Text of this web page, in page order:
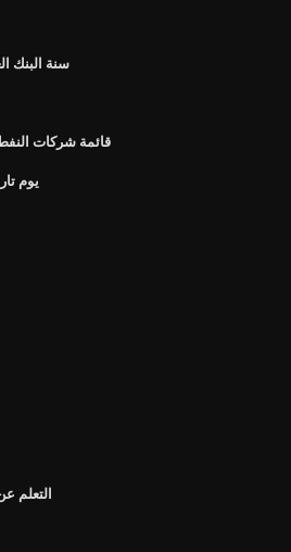
15 سنة
قائمة شركات
90 يوم
التعلم